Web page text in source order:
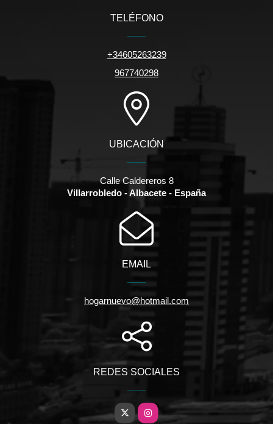
TELÉFONO
+34605263239
967740298
UBICACIÓN
Calle Caldereros 8
Villarrobledo - Albacete - España
EMAIL
hogarnuevo@hotmail.com
REDES SOCIALES
X Instagram